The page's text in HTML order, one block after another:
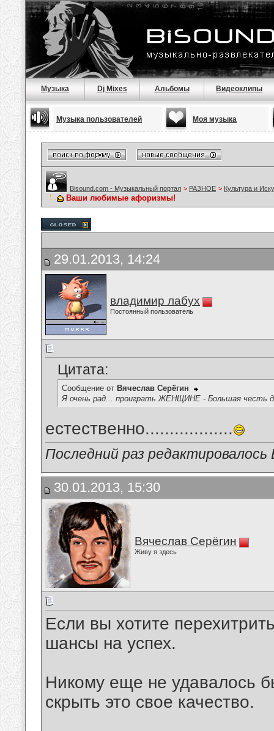
Музыка Dj Mixes Альбомы Видеоклипы
Музыка пользователей Моя музыка
Bisound.com - Музыкальный портал > РАЗНОЕ > Культура и
Ваши любимые афоризмы!
29.01.2013, 14:24
владимир лабух
Постоянный пользователь
Цитата:
Сообщение от Вячеслав Серёгин
Я очень рад... проиграть ЖЕНЩИНЕ - Большая честь
естественно..................
Последний раз
30.01.2013, 15:30
Вячеслав Серёгин
Живу я здесь
Если вы хотите
шансы на успех.
Никому еще не удавалось
скрыть это свое качество.